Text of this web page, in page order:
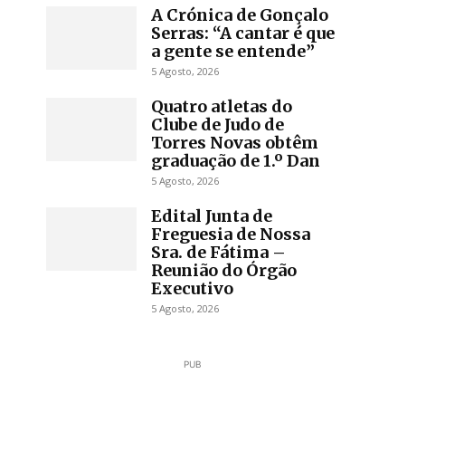
A Crónica de Gonçalo
Serras: “A cantar é que
a gente se entende”
5 Agosto, 2026
Quatro atletas do
Clube de Judo de
Torres Novas obtêm
graduação de 1.º Dan
5 Agosto, 2026
Edital Junta de
Freguesia de Nossa
Sra. de Fátima –
Reunião do Órgão
Executivo
5 Agosto, 2026
PUB